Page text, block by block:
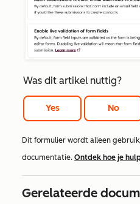
Was dit artikel nuttig?
Yes No
Dit formulier wordt alleen
documentatie. Ontdek hoe je
Gerelateerde